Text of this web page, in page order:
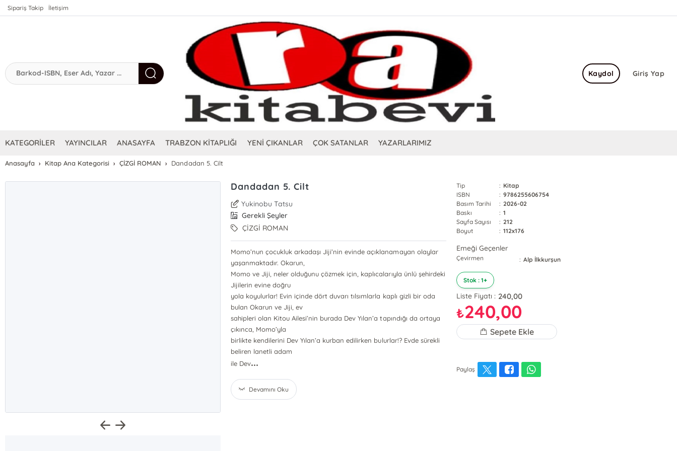
Sipariş Takip İletişim
Giriş Yap
Kaydol
KATEGORİLER YAYINCILAR ANASAYFA TRABZON KİTAPLIĞI YENİ ÇIKANLAR ÇOK SATANLAR YAZARLARIMIZ
Anasayfa Kitap Ana Kategorisi ÇİZGİ ROMAN Dandadan 5. Cilt
Dandadan 5. Cilt
Yukinobu Tatsu
Gerekli Şeyler
ÇİZGİ ROMAN
Momo’nun çocukluk arkadaşı Jiji’nin evinde açıklanamayan olaylar
yaşanmaktadır. Okarun,
Momo ve Jiji, neler olduğunu çözmek için, kaplıcalarıyla ünlü şehirdeki
Jijilerin evine doğru
yola koyulurlar! Evin içinde dört duvarı tılsımlarla kaplı gizli bir oda
bulan Okarun ve Jiji, ev
sahipleri olan Kitou Ailesi’nin burada Dev Yılan’a tapındığı da ortaya
çıkınca, Momo’yla
birlikte kendilerini Dev Yılan’a kurban edilirken bulurlar!? Evde sürekli
beliren lanetli adam
ile Dev...
Devamını Oku
Tip : Kitap
ISBN
: 9786255606754
Basım Tarihi
: 2026-02
Baskı
: 1
Sayfa Sayısı
: 212
Boyut
: 112x176
Emeği Geçenler
Çevirmen : Alp İlkkurşun
Stok : 1+
Liste Fiyatı : 240,00
₺240,00
Sepete Ekle
Paylaş